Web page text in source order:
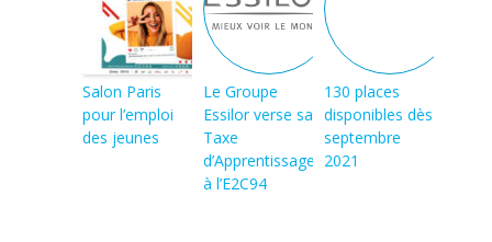
Salon Paris
pour l’emploi
des jeunes
Le Groupe
Essilor verse sa
Taxe
d’Apprentissage
à l’E2C94
130 places
disponibles dès
septembre
2021